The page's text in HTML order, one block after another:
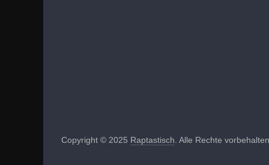
Copyright © 2025 Raptastisch. Alle Rechte